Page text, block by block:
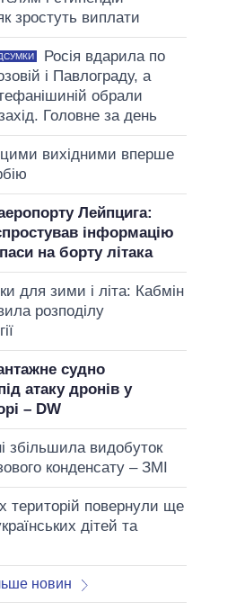
зростуть виплати
Росія вдарила по
і Павлограду, а
обрали
Головне за день
вихідними вперше
Лейпцига:
інформацію
на борту літака
для зими і літа: Кабмін
розподілу
судно
атаку дронів у
– DW
збільшила видобуток
конденсату – ЗМІ
територій повернули ще
дітей та
новин